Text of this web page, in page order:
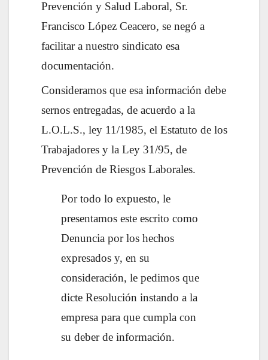
Prevención y Salud Laboral, Sr.
Francisco López Ceacero, se negó a
facilitar a nuestro sindicato esa
documentación.
Consideramos que esa información debe
sernos entregadas, de acuerdo a la
L.O.L.S., ley 11/1985, el Estatuto de los
Trabajadores y la Ley 31/95, de
Prevención de Riesgos Laborales.
Por todo lo expuesto, le
presentamos este escrito como
Denuncia por los hechos
expresados y, en su
consideración, le pedimos que
dicte Resolución instando a la
empresa para que cumpla con
su deber de información.